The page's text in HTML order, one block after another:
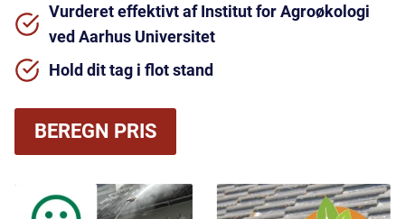
Vurderet effektivt af Institut for Agroøkologi
ved Aarhus Universitet
Hold dit tag i flot stand
BEREGN PRIS